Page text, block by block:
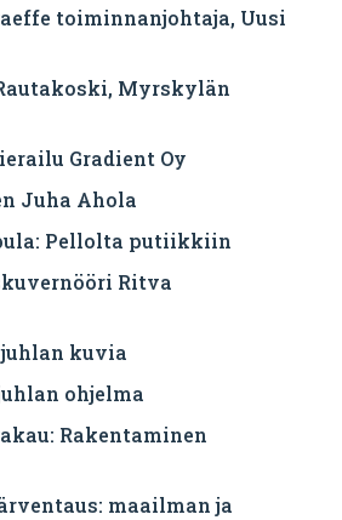
toiminnanjohtaja, Uusi
Myrskylän
Gradient Oy
Juha Ahola
Pellolta putiikkiin
Ritva
juhlan kuvia
ohjelma
Rakentaminen
maailman ja